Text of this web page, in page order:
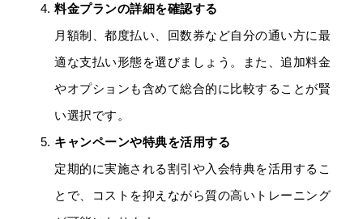
料金プランの詳細を確認する
月額制、都度払い、回数券など自分の通い方に最
適な支払い形態を選びましょう。また、追加料金
やオプションも含めて総合的に比較することが賢
い選択です。
キャンペーンや特典を活用する
定期的に実施される割引や入会特典を活用するこ
とで、コストを抑えながら質の高いトレーニング